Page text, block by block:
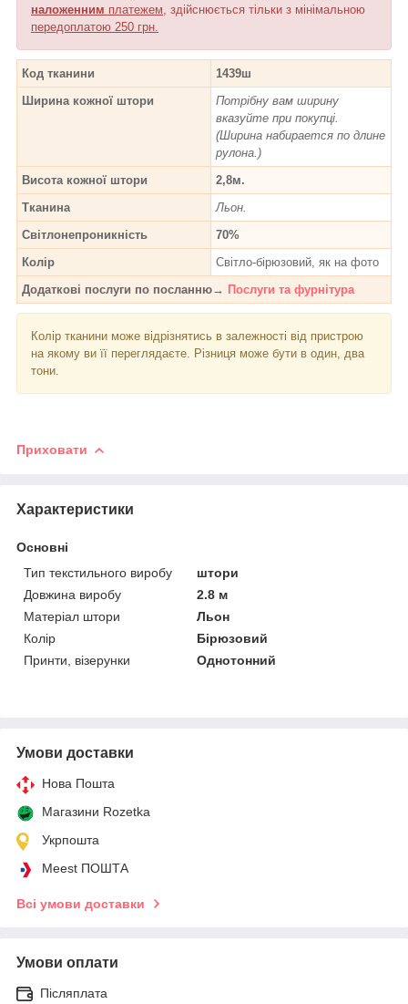
наложенним платежем , здійснюється тільки з мінімальною
передоплатою 250 грн.
Код тканини
1439ш
Ширина кожної штори
Потрібну вам ширину
вказуйте при покупці.
(Ширина набирается по длине
рулона.)
Висота кожної штори
2,8м.
Тканина
Льон.
Світлонепроникність
70%
Колір
Світло-бірюзовий, як на фото
Додаткові послуги по посланню→ Послуги та фурнітура
Колір тканини може відрізнятись в залежності від пристрою
на якому ви її переглядаєте. Різниця може бути в один, два
тони.
Приховати
Характеристики
Основні
Тип текстильного виробу
штори
Довжина виробу
2.8 м
Матеріал штори
Льон
Колір
Бірюзовий
Принти, візерунки
Однотонний
Умови доставки
Нова Пошта
Магазини Rozetka
Укрпошта
Meest ПОШТА
Всі умови доставки
Умови оплати
Післяплата